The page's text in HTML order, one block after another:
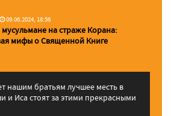
09.06.2024, 18:56
мусульмане на страже Корана:
мифы о Священной Книге
нашим братьям лучшее месть в
и Иса стоят за этими прекрасными